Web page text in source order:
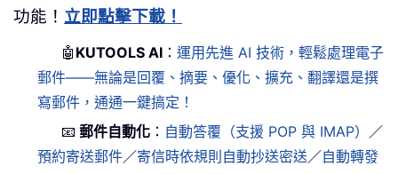
功能！ 立即點擊下載！
🤖 KUTOOLS AI ：運用先進 AI 技術，輕鬆處理電子
郵件——無論是回覆、摘要、優化、擴充、翻譯還是撰
寫郵件，通通一鍵搞定！
📧 郵件自動化 ： 自動答覆（支援 POP 與 IMAP）
／
預約寄送郵件／寄信時依規則自動抄送密送 ／自動轉發